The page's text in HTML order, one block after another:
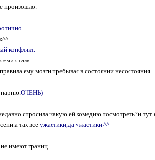
произошло.
конфликт.
стала.
ему мозги,пребывая в состоянии несостояния.
парню.ОЧЕНЬ)
спросила:какую ей комедию посмотреть?и тут
так все ужастики,да ужастики.^^
имеют границ.